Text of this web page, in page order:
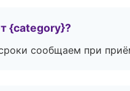
{category}?
сообщаем при